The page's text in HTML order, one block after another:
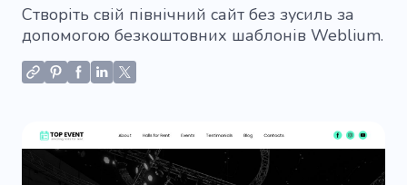
Створіть свій північний сайт без зусиль за
допомогою безкоштовних шаблонів Weblium.